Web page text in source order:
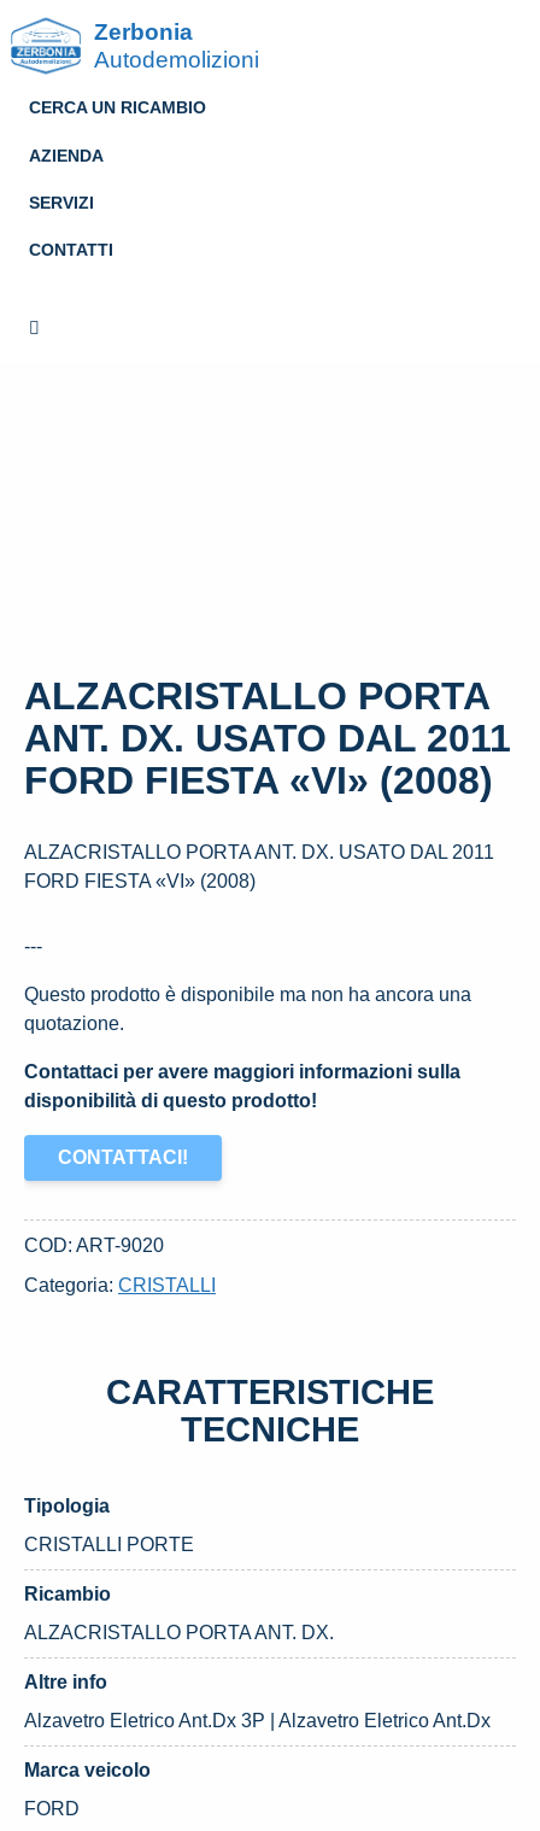
Zerbonia
Autodemolizioni
CERCA UN RICAMBIO
AZIENDA
SERVIZI
CONTATTI
ALZACRISTALLO PORTA
ANT. DX. USATO DAL 2011
FORD FIESTA «VI» (2008)
ALZACRISTALLO PORTA ANT. DX. USATO DAL 2011
FORD FIESTA «VI» (2008)
---
Questo prodotto è disponibile ma non ha ancora una
quotazione.
Contattaci per avere maggiori informazioni sulla
disponibilità di questo prodotto!
CONTATTACI!
COD: ART-9020
Categoria: CRISTALLI
CARATTERISTICHE
TECNICHE
Tipologia
CRISTALLI PORTE
Ricambio
ALZACRISTALLO PORTA ANT. DX.
Altre info
Alzavetro Eletrico Ant.Dx 3P | Alzavetro Eletrico Ant.Dx
Marca veicolo
FORD